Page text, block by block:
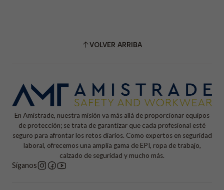
VOLVER ARRIBA
En Amistrade, nuestra misión va más allá de proporcionar equipos
de protección; se trata de garantizar que cada profesional esté
seguro para afrontar los retos diarios. Como expertos en seguridad
laboral, ofrecemos una amplia gama de EPI, ropa de trabajo,
calzado de seguridad y mucho más.
Síganos